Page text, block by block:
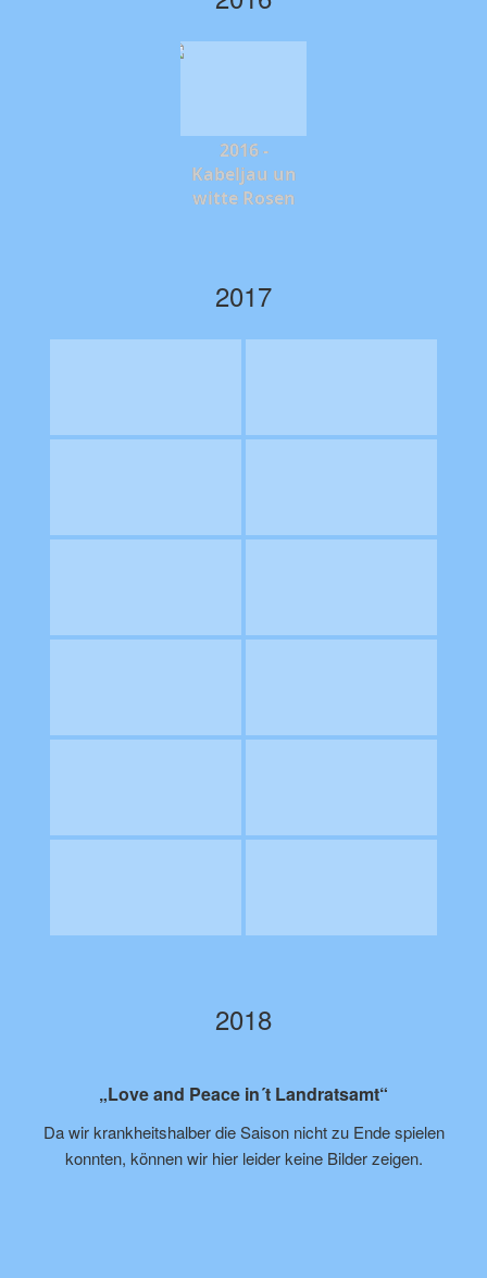
2016 -
Kabeljau un
witte Rosen
2017
2018
„Love and Peace in´t Landratsamt“
Da wir krankheitshalber die Saison nicht zu Ende spielen
konnten, können wir hier leider keine Bilder zeigen.